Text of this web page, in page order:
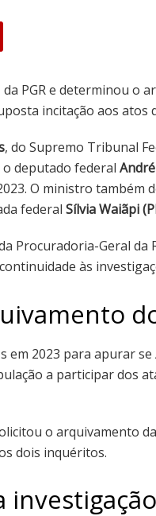
PGR e determinou o
incitação aos atos
, do Supremo Tribunal
deputado federal
O ministro também
federal Sílvia Waiãpi
Procuradoria-Geral da
às
2023 para apurar se
a participar dos
o arquivamento
dois inquéritos.